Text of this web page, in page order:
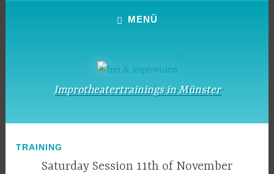
Improtheatertrainings in Münster
MENÜ
TRAINING
Saturday Session 11th of November